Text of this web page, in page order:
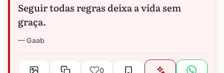
Seguir todas regras deixa a vida sem
graça.
Gaab
0